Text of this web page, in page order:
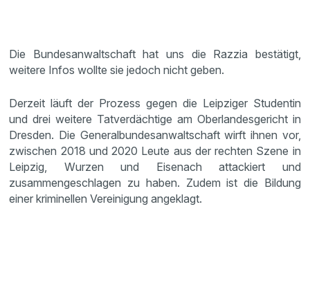
Die Bundesanwaltschaft hat uns die Razzia bestätigt,
weitere Infos wollte sie jedoch nicht geben.
Derzeit läuft der Prozess gegen die Leipziger Studentin
und drei weitere Tatverdächtige am Oberlandesgericht in
Dresden. Die Generalbundesanwaltschaft wirft ihnen vor,
zwischen 2018 und 2020 Leute aus der rechten Szene in
Leipzig, Wurzen und Eisenach attackiert und
zusammengeschlagen zu haben. Zudem ist die Bildung
einer kriminellen Vereinigung angeklagt.